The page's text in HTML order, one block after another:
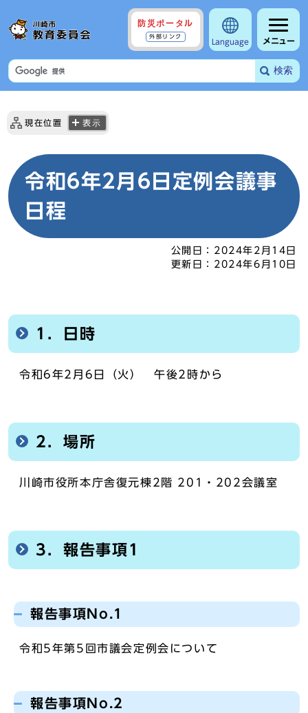
防災ポータル
外部リンク
Language メニュー
検索
現在位置 表示
令和6年2月6日定例会議事
日程
公開日： 2024年2月14日
更新日： 2024年6月10日
1．日時
令和6年2月6日（火） 午後2時から
2．場所
川崎市役所本庁舎復元棟2階 201・202会議室
3．報告事項1
報告事項No.1
令和5年第5回市議会定例会について
報告事項No.2